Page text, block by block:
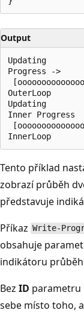
Output
Updating
Progress ->
OuterLoop
Updating
Inner Progress
Tento příklad
zobrazí průběh
představuje
Příkaz Write-
obsahuje
indikátoru
Bez ID parametru
sebe místo toho,